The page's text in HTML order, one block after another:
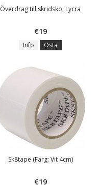
Överdrag till skridsko, Lycra
€19
Info Osta
Sk8tape (Färg: Vit 4cm)
€19